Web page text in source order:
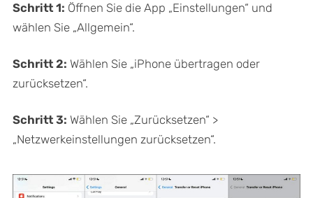
Schritt 1: Öffnen Sie die App „Einstellungen“ und
wählen Sie „Allgemein“.
Schritt 2: Wählen Sie „iPhone übertragen oder
zurücksetzen“.
Schritt 3: Wählen Sie „Zurücksetzen“ >
„Netzwerkeinstellungen zurücksetzen“.